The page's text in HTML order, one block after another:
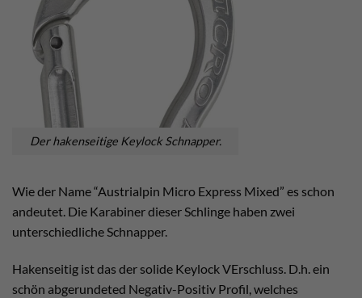
Der hakenseitige Keylock Schnapper.
Wie der Name “Austrialpin Micro Express Mixed” es schon
andeutet. Die Karabiner dieser Schlinge haben zwei
unterschiedliche Schnapper.
Hakenseitig ist das der solide Keylock VErschluss. D.h. ein
schön abgerundeted Negativ-Positiv Profil, welches